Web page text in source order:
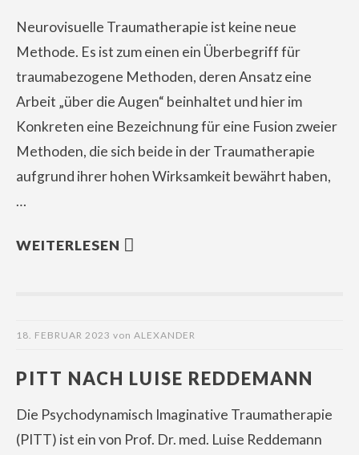
Neurovisuelle Traumatherapie ist keine neue
Methode. Es ist zum einen ein Überbegriff für
traumabezogene Methoden, deren Ansatz eine
Arbeit „über die Augen“ beinhaltet und hier im
Konkreten eine Bezeichnung für eine Fusion zweier
Methoden, die sich beide in der Traumatherapie
aufgrund ihrer hohen Wirksamkeit bewährt haben,
…
WEITERLESEN
18. FEBRUAR 2023 von ALEXANDER
PITT NACH LUISE REDDEMANN
Die Psychodynamisch Imaginative Traumatherapie
(PITT) ist ein von Prof. Dr. med. Luise Reddemann